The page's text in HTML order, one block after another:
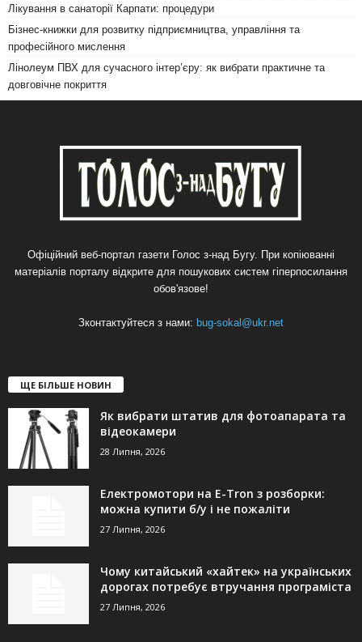
Лікування в санаторії Карпати: процедури
Бізнес-книжки для розвитку підприємництва, управління та
професійного мислення
Лінолеум ПВХ для сучасного інтер’єру: як вибрати практичне та
довговічне покриття
Офіційний веб-портал газети Голос з-над Бугу. При копіюванні
матеріалів порталу відкрите для пошукових систем гіперпосилання
обов'язове!
Зконтактуйтеся з нами: bug-sokal@ukr.net
ЩЕ БІЛЬШЕ НОВИН
Як вибрати штатив для фотоапарата та
відеокамери
28 Липня, 2026
Електромотори на E-Tron з розборки:
можна купити б/у і не пожаліти
27 Липня, 2026
Чому китайський «хайтек» на українських
дорогах потребує втручання програміста
27 Липня, 2026